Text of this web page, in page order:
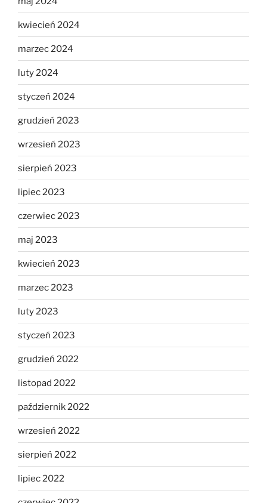
kwiecień 2024
marzec 2024
luty 2024
styczeń 2024
grudzień 2023
wrzesień 2023
sierpień 2023
lipiec 2023
czerwiec 2023
maj 2023
kwiecień 2023
marzec 2023
luty 2023
styczeń 2023
grudzień 2022
listopad 2022
październik 2022
wrzesień 2022
sierpień 2022
lipiec 2022